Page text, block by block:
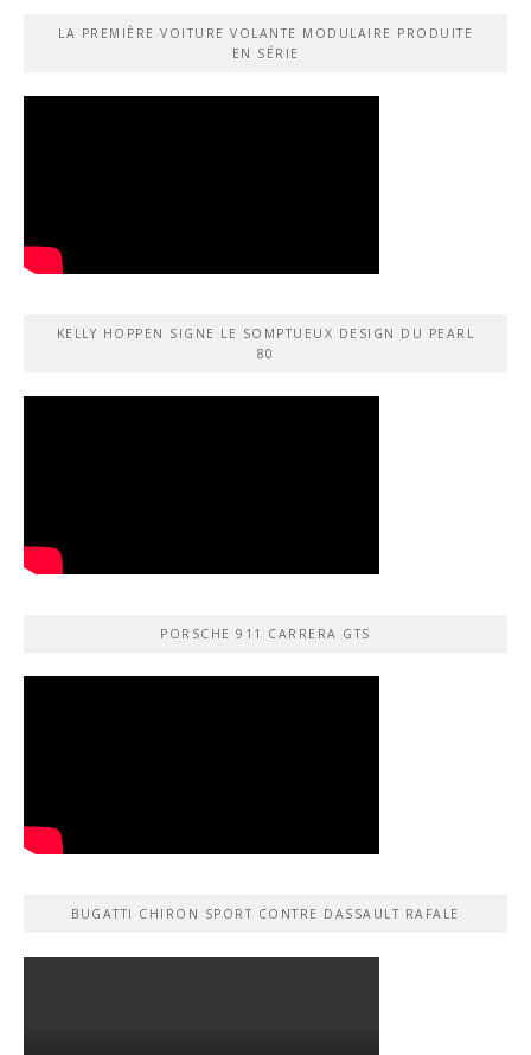
LA PREMIÈRE VOITURE VOLANTE MODULAIRE PRODUITE
EN SÉRIE
KELLY HOPPEN SIGNE LE SOMPTUEUX DESIGN DU PEARL
80
PORSCHE 911 CARRERA GTS
BUGATTI CHIRON SPORT CONTRE DASSAULT RAFALE